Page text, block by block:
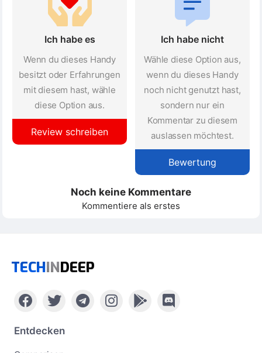
Ich habe es
Wenn du dieses Handy
besitzt oder Erfahrungen
mit diesem hast, wähle
diese Option aus.
Review schreiben
Ich habe nicht
Wähle diese Option aus,
wenn du dieses Handy
noch nicht genutzt hast,
sondern nur ein
Kommentar zu diesem
auslassen möchtest.
Bewertung
Noch keine Kommentare
Kommentiere als erstes
TECHINDEEP
Entdecken